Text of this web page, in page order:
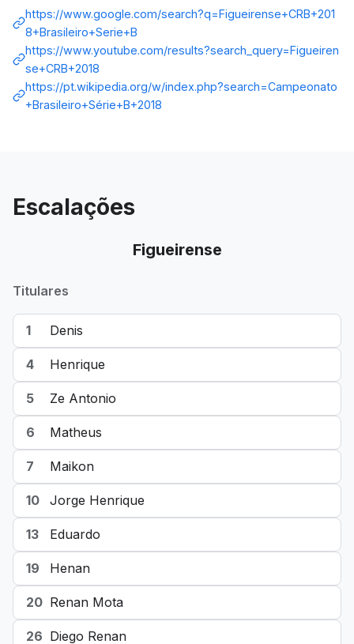
https://www.google.com/search?q=Figueirense+CRB+201
8+Brasileiro+Serie+B
https://www.youtube.com/results?search_query=Figueiren
se+CRB+2018
https://pt.wikipedia.org/w/index.php?search=Campeonato
+Brasileiro+Série+B+2018
Escalações
Figueirense
Titulares
1 Denis
4 Henrique
5 Ze Antonio
6 Matheus
7 Maikon
10 Jorge Henrique
13 Eduardo
19 Henan
20 Renan Mota
26 Diego Renan